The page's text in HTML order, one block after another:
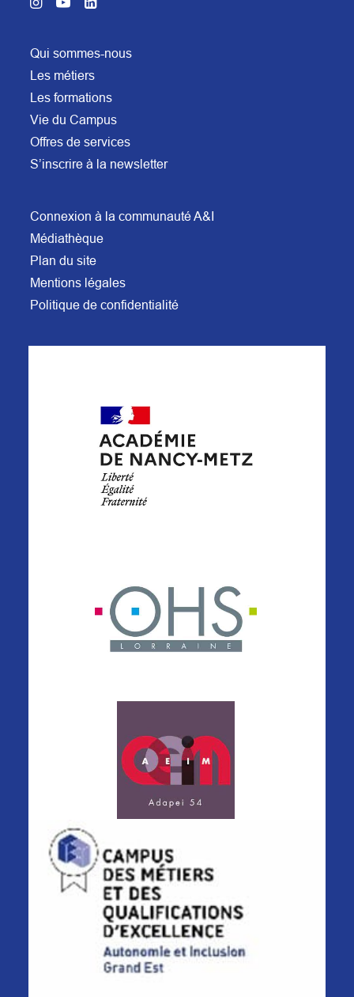
Qui sommes-nous
Les métiers
Les formations
Vie du Campus
Offres de services
S’inscrire à la newsletter
Connexion à la communauté A&I
Médiathèque
Plan du site
Mentions légales
Politique de confidentialité